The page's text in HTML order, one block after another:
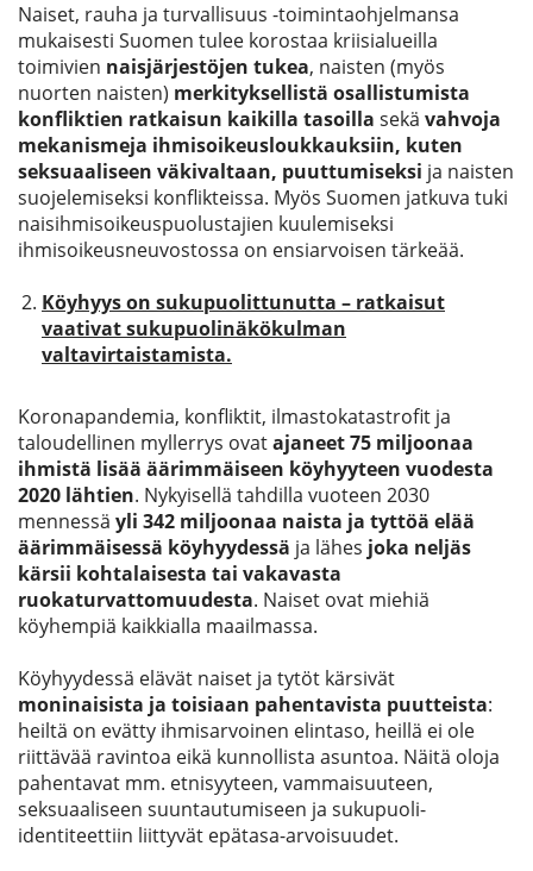
Naiset, rauha ja turvallisuus -toimintaohjelmansa
mukaisesti Suomen tulee korostaa kriisialueilla
toimivien naisjärjestöjen tukea, naisten (myös
nuorten naisten) merkityksellistä osallistumista
konfliktien ratkaisun kaikilla tasoilla sekä vahvoja
mekanismeja ihmisoikeusloukkauksiin, kuten
seksuaaliseen väkivaltaan, puuttumiseksi ja naisten
suojelemiseksi konflikteissa. Myös Suomen jatkuva tuki
naisihmisoikeuspuolustajien kuulemiseksi
ihmisoikeusneuvostossa on ensiarvoisen tärkeää.
Köyhyys on sukupuolittunutta – ratkaisut
vaativat sukupuolinäkökulman
valtavirtaistamista.
Koronapandemia, konfliktit, ilmastokatastrofit ja
taloudellinen myllerrys ovatajaneet 75 miljoonaa
ihmistä lisää äärimmäiseen köyhyyteen vuodesta
2020 lähtien. Nykyisellä tahdilla vuoteen 2030
mennessä yli 342 miljoonaa naista ja tyttöä elää
äärimmäisessä köyhyydessä ja lähes joka neljäs
kärsii kohtalaisesta tai vakavasta
ruokaturvattomuudesta. Naiset ovat miehiä
köyhempiä kaikkialla maailmassa.
Köyhyydessä elävät naiset ja tytöt kärsivät
moninaisista ja toisiaan pahentavista puutteista:
heiltä on evätty ihmisarvoinen elintaso, heillä ei ole
riittävää ravintoa eikä kunnollista asuntoa. Näitä oloja
pahentavat mm. etnisyyteen, vammaisuuteen,
seksuaaliseen suuntautumiseen ja sukupuoli-
identiteettiin liittyvät epätasa-arvoisuudet.